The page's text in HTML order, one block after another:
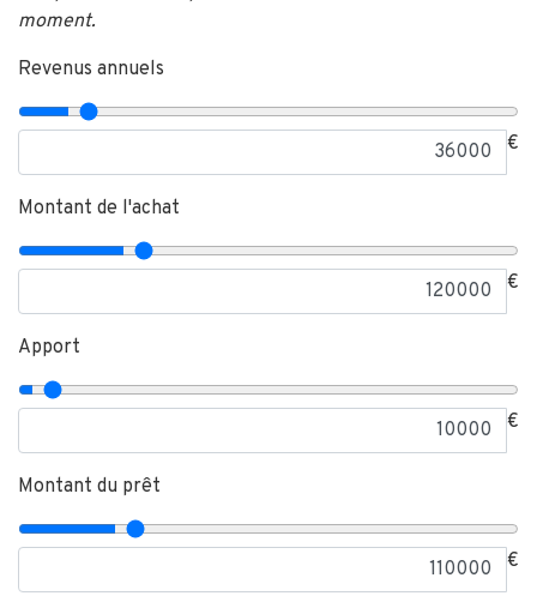
moment.
Revenus annuels
€
Montant de l'achat
€
Apport
€
Montant du prêt
€